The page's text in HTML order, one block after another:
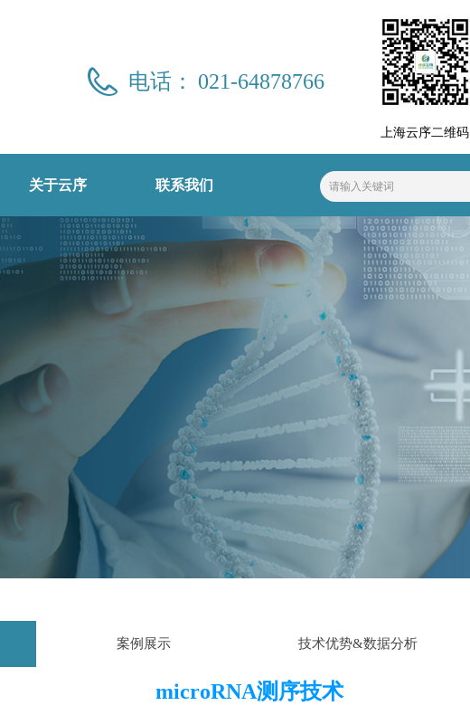
关于云序 联系我们
上海云序二维码
电话： 021-64878766
案例展示 技术优势&数据分析
microRNA测序技术